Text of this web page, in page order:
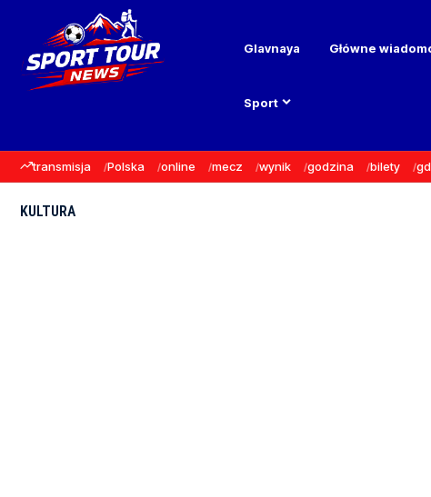
Glavnaya Główne
Sport
transmisja Polska online mecz wynik godzina bilety
KULTURA